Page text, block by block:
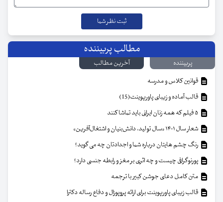
مطالب پربیننده
پربیننده
آخرین مطالب
قوانین کلاس و مدرسه
قالب آماده و زیبای پاورپوینت(15)
شعار سال ۱۴۰۱ «سال تولید، دانش‌بنیان و اشتغال‌آفرین»
رنگ چشم هایتان درباره شما و اجدادتان چه می گوید؟
پورنوگرافی چیست و چه اثری بر مغز و رابطه جنسی دارد؟
متن کامل دعای جوشن کبیر با ترجمه
قالب زیبای پاورپوینت برای ارائه پروپوزال و دفاع رساله دکترا